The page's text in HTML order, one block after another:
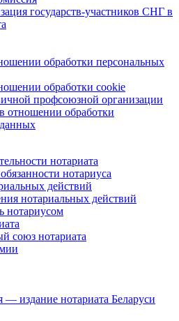
государств-участников СНГ в
обработки персональных
обработки cookie
профсоюзной организации
отношении обработки
нотариата
нотариуса
действий
нотариальных действий
нотариусом
союз нотариата
— издание нотариата Беларуси